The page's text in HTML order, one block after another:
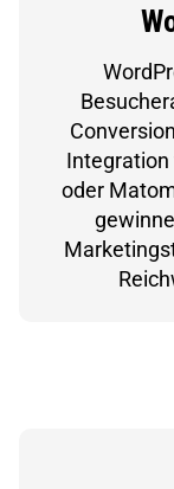
Integration
oder